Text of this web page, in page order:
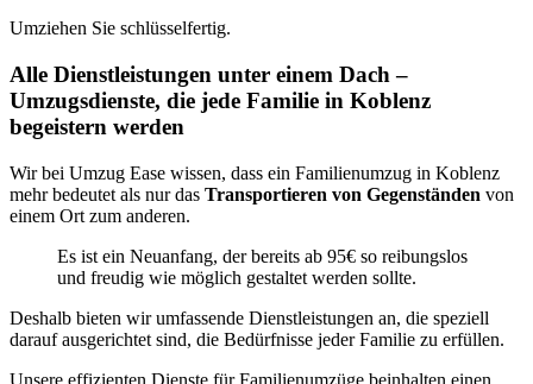
Umziehen Sie schlüsselfertig.
Alle Dienstleistungen unter einem Dach –
Umzugsdienste, die jede Familie in Koblenz
begeistern werden
Wir bei Umzug Ease wissen, dass ein Familienumzug in Koblenz
mehr bedeutet als nur das Transportieren von Gegenständen von
einem Ort zum anderen.
Es ist ein Neuanfang, der bereits ab 95€ so reibungslos
und freudig wie möglich gestaltet werden sollte.
Deshalb bieten wir umfassende Dienstleistungen an, die speziell
darauf ausgerichtet sind, die Bedürfnisse jeder Familie zu erfüllen.
Unsere effizienten Dienste für Familienumzüge beinhalten einen